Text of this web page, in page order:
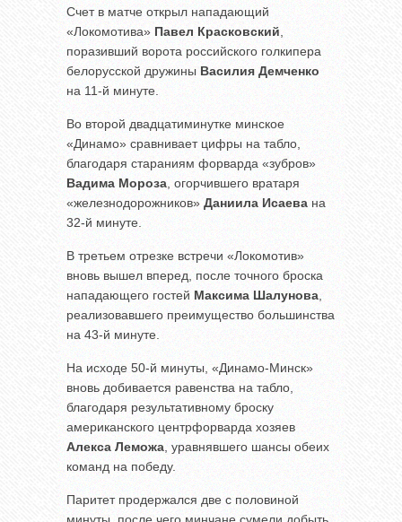
Счет в матче открыл нападающий
«Локомотива» Павел Красковский
поразивший ворота российского голкипера
белорусской дружины Василия Демченко
на 11-й минуте.
Во второй двадцатиминутке минское
«Динамо» сравнивает цифры на табло,
благодаря стараниям форварда «зубров»
Вадима Мороза , огорчившего вратаря
«железнодорожников» Даниила Исаева на
32-й минуте.
В третьем отрезке встречи «Локомотив»
вновь вышел вперед, после точного броска
нападающего гостей Максима Шалунова
реализовавшего преимущество большинства
на 43-й минуте.
На исходе 50-й минуты, «Динамо-Минск»
вновь добивается равенства на табло,
благодаря результативному броску
американского центрфорварда хозяев
Алекса Леможа , уравнявшего шансы обеих
команд на победу.
Паритет продержался две с половиной
минуты, после чего минчане сумели добыть